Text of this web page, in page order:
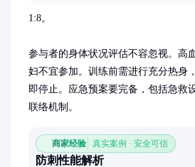
1:8。
参与者的身体状况评估不容忽视。高
妇不宜参加。训练前需进行充分热身
即停止。应急预案要完备，包括急救
联络机制。
商家经验 真实案例 · 安全可信
防刺性能解析